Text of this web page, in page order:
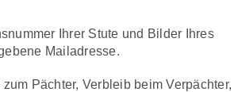
Ihrer Stute und Bilder Ihres
Mailadresse.
Pächter, Verbleib beim Verpächter,